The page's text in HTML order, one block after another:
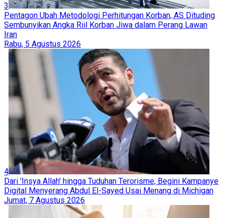
3
Pentagon Ubah Metodologi Perhitungan Korban, AS Dituding
Sembunyikan Angka Riil Korban Jiwa dalam Perang Lawan
Iran
Rabu, 5 Agustus 2026
4
Dari 'Insya Allah' hingga Tuduhan Terorisme, Begini Kampanye
Digital Menyerang Abdul El-Sayed Usai Menang di Michigan
Jumat, 7 Agustus 2026